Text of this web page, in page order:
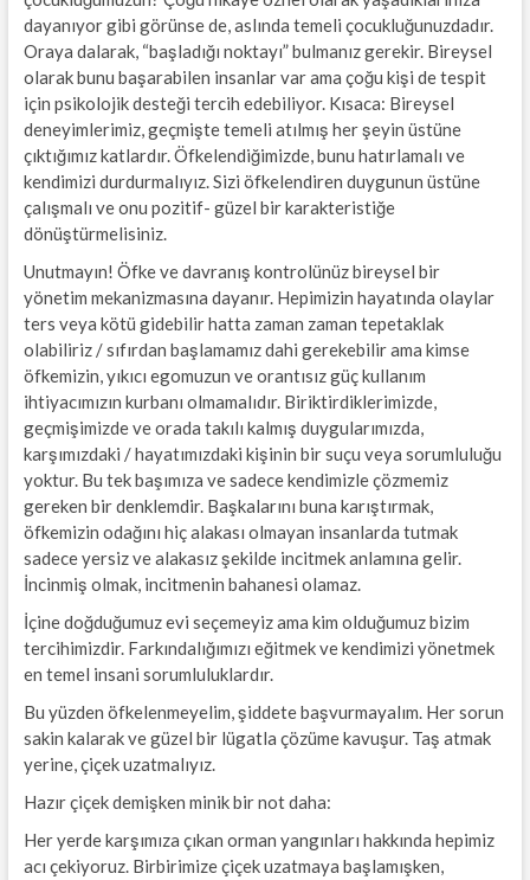
dayanıyor gibi görünse de, aslında temeli çocukluğunuzdadır.
Oraya dalarak, “başladığı noktayı” bulmanız gerekir. Bireysel
olarak bunu başarabilen insanlar var ama çoğu kişi de tespit
için psikolojik desteği tercih edebiliyor. Kısaca: Bireysel
deneyimlerimiz, geçmişte temeli atılmış her şeyin üstüne
çıktığımız katlardır. Öfkelendiğimizde, bunu hatırlamalı ve
kendimizi durdurmalıyız. Sizi öfkelendiren duygunun üstüne
çalışmalı ve onu pozitif- güzel bir karakteristiğe
dönüştürmelisiniz.
Unutmayın! Öfke ve davranış kontrolünüz bireysel bir
yönetim mekanizmasına dayanır. Hepimizin hayatında olaylar
ters veya kötü gidebilir hatta zaman zaman tepetaklak
olabiliriz / sıfırdan başlamamız dahi gerekebilir ama kimse
öfkemizin, yıkıcı egomuzun ve orantısız güç kullanım
ihtiyacımızın kurbanı olmamalıdır. Biriktirdiklerimizde,
geçmişimizde ve orada takılı kalmış duygularımızda,
karşımızdaki / hayatımızdaki kişinin bir suçu veya sorumluluğu
yoktur. Bu tek başımıza ve sadece kendimizle çözmemiz
gereken bir denklemdir. Başkalarını buna karıştırmak,
öfkemizin odağını hiç alakası olmayan insanlarda tutmak
sadece yersiz ve alakasız şekilde incitmek anlamına gelir.
İncinmiş olmak, incitmenin bahanesi olamaz.
İçine doğduğumuz evi seçemeyiz ama kim olduğumuz bizim
tercihimizdir. Farkındalığımızı eğitmek ve kendimizi yönetmek
en temel insani sorumluluklardır.
Bu yüzden öfkelenmeyelim, şiddete başvurmayalım. Her sorun
sakin kalarak ve güzel bir lügatla çözüme kavuşur. Taş atmak
yerine, çiçek uzatmalıyız.
Hazır çiçek demişken minik bir not daha:
Her yerde karşımıza çıkan orman yangınları hakkında hepimiz
acı çekiyoruz. Birbirimize çiçek uzatmaya başlamışken,